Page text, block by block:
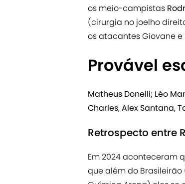
os meio-campistas
(cirurgia no joelho
os atacantes Giovane e
Provável
Matheus Donelli; Léo
Charles, Alex Santana,
Retrospecto entre
Em 2024 aconteceram
que além do Brasileirão